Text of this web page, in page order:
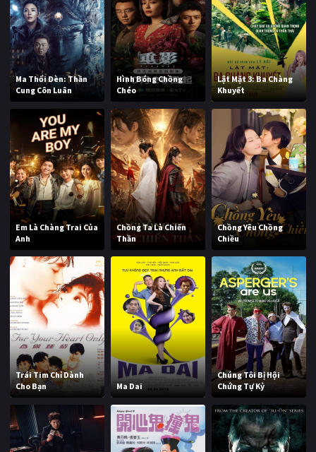
Ma Thổi Đèn: Thần
Cung Côn Luân
Hình Bóng Chồng
Chéo
Lật Mặt 3: Ba Chàng
Khuyết
Em Là Chàng Trai Của
Anh
Chồng Ta Là Chiến
Thần
Chồng Yêu Chồng
Chiều
Trái Tim Chỉ Dành
Cho Bạn
Ma Dai
Chúng Tôi Bị Hội
Chứng Tự Kỷ